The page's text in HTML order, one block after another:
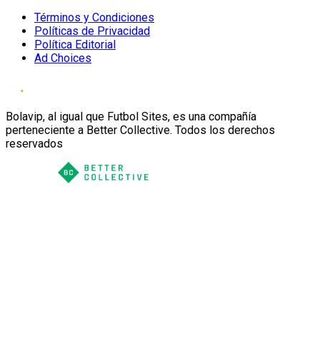
Términos y Condiciones
Políticas de Privacidad
Política Editorial
Ad Choices
Bolavip, al igual que Futbol Sites, es una compañía
perteneciente a Better Collective. Todos los derechos
reservados